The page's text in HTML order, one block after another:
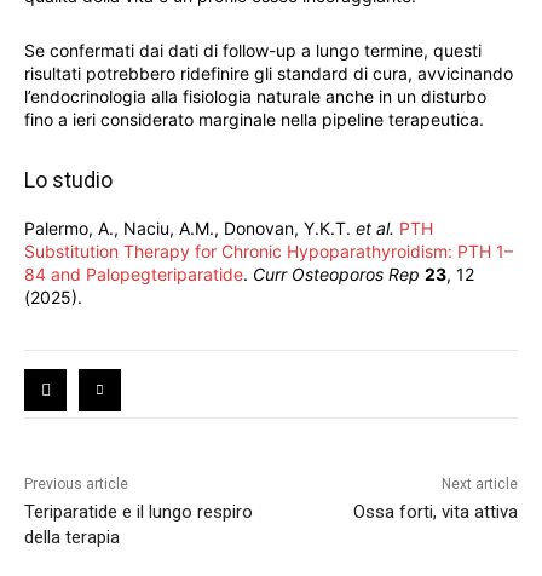
Se confermati dai dati di follow-up a lungo termine, questi
risultati potrebbero ridefinire gli standard di cura, avvicinando
l’endocrinologia alla fisiologia naturale anche in un disturbo
fino a ieri considerato marginale nella pipeline terapeutica.
Lo studio
Palermo, A., Naciu, A.M., Donovan, Y.K.T. et al. PTH
Substitution Therapy for Chronic Hypoparathyroidism: PTH 1–
84 and Palopegteriparatide. Curr Osteoporos Rep 23, 12
(2025).
Previous article
Teriparatide e il lungo respiro
della terapia
Next article
Ossa forti, vita attiva